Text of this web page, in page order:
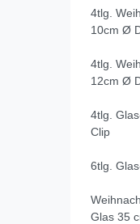
4tlg.
10cm Ø
4tlg.
12cm Ø
4tlg.
Clip
6tlg.
Glas 35